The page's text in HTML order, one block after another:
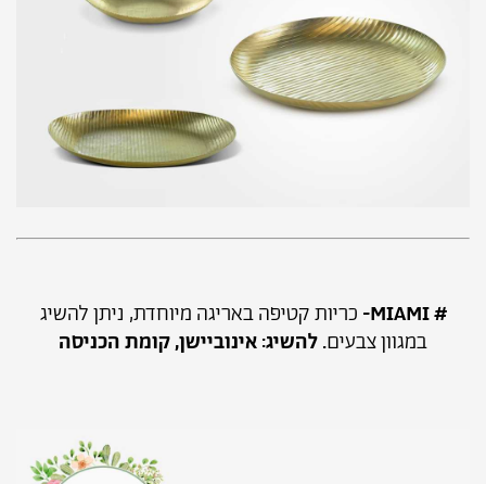
# MIAMI-
כריות קטיפה באריגה מיוחדת, ניתן להשיג
במגוון צבעים. להשיג: אינוביישן, קומת הכניסה